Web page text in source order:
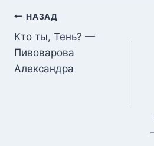
Навигация
по
записям
НАЗАД
Кто ты, Тень? —
Пивоварова
Александра